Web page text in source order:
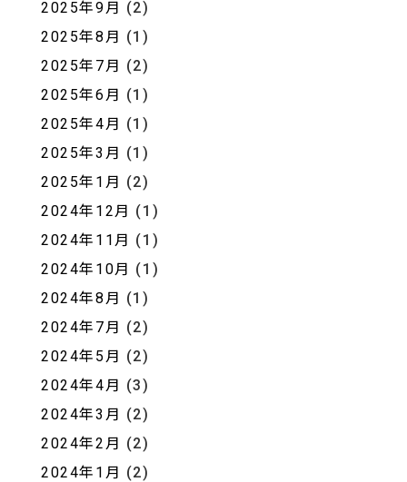
2025年9月 (2)
2025年8月 (1)
2025年7月 (2)
2025年6月 (1)
2025年4月 (1)
2025年3月 (1)
2025年1月 (2)
2024年12月 (1)
2024年11月 (1)
2024年10月 (1)
2024年8月 (1)
2024年7月 (2)
2024年5月 (2)
2024年4月 (3)
2024年3月 (2)
2024年2月 (2)
2024年1月 (2)